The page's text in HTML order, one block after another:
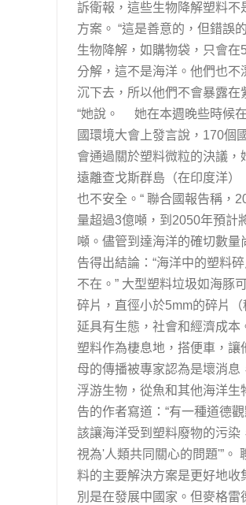
訴衛報，這些生物降解塑料不
方案。 “這是善意的，但錯誤
生物降解，如購物袋，只會在
分解，這不是海洋。他們也不
沉下去，所以他們不會暴露在
“她說。 她在本週晚些時候
國環境大會上發言說，170個
會通過關於塑料微粒的決議，
遠離查戈斯群島（在印度洋）
也不安全。“ 聯合國報告稱，
量超過3億噸，到2050年預計
噸。儘管到達海洋的確切數量
告得出結論：“海洋中的塑料
不在。” 大型塑料垃圾如海豚
碎片，直徑小於5mm的碎片
延具有生態，社會和經濟成本
塑料作為棲息地，搭便車，讓
母的傳播被專家認為是壞消息
浮游生物，從魚和其他海洋生
告的作者寫道：“有一種道德
該讓海洋受到塑料廢物的污染
視為'人類共同關心的問題'”。
料的主要解決方案是更好地收
別是在發展中國家。但麥格雷